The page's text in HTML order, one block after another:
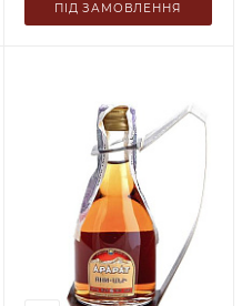
ПІД ЗАМОВЛЕННЯ